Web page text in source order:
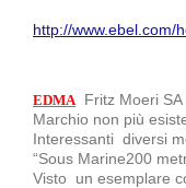
http://www.ebel.com/
EDMA Fritz Moeri
Marchio non più
Interessanti diversi
“Sous Marine200
Visto un esemplare